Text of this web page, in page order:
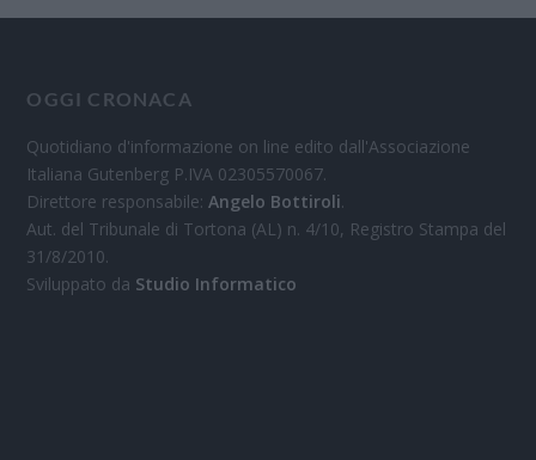
OGGI CRONACA
Quotidiano d'informazione on line edito dall'Associazione
Italiana Gutenberg P.IVA 02305570067.
Direttore responsabile:Angelo Bottiroli.
Aut. del Tribunale di Tortona (AL) n. 4/10, Registro Stampa del
31/8/2010.
Sviluppato da Studio Informatico